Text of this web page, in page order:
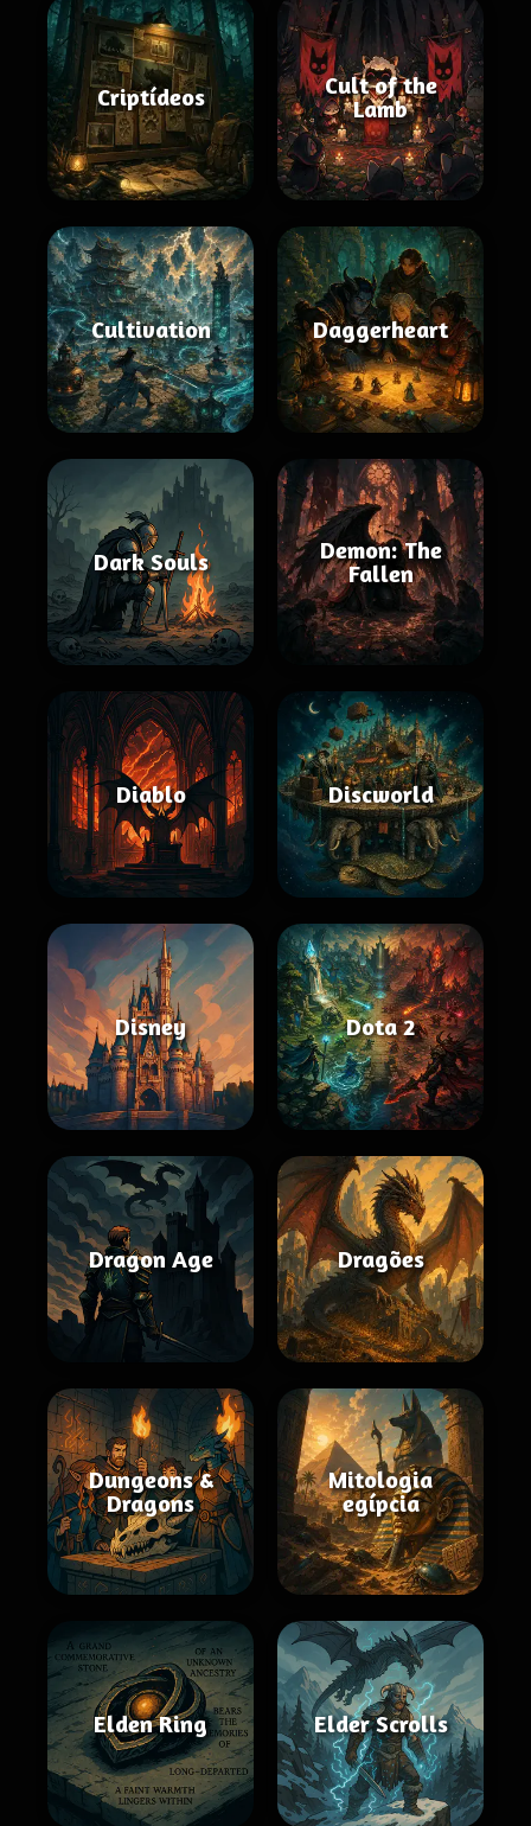
Criptídeos
Cult of the
Lamb
Cultivation Daggerheart
Dark Souls
Demon: The
Fallen
Diablo Discworld
Disney Dota 2
Dragon Age Dragões
Dungeons &
Dragons
Mitologia
egípcia
Elden Ring Elder Scrolls